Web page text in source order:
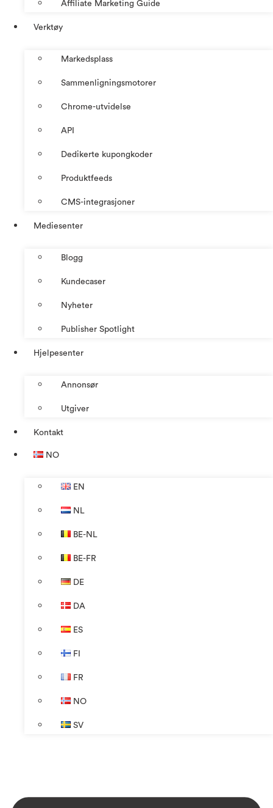
Affiliate Marketing Guide
Verktøy
Markedsplass
Sammenligningsmotorer
Chrome-utvidelse
API
Dedikerte kupongkoder
Produktfeeds
CMS-integrasjoner
Mediesenter
Blogg
Kundecaser
Nyheter
Publisher Spotlight
Hjelpesenter
Annonsør
Utgiver
Kontakt
NO
EN
NL
BE-NL
BE-FR
DE
DA
ES
FI
FR
NO
SV